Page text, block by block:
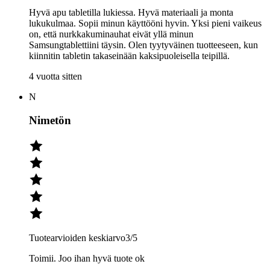
Hyvä apu tabletilla lukiessa. Hyvä materiaali ja monta
lukukulmaa. Sopii minun käyttööni hyvin. Yksi pieni vaikeus
on, että nurkkakuminauhat eivät yllä minun
Samsungtablettiini täysin. Olen tyytyväinen tuotteeseen, kun
kiinnitin tabletin takaseinään kaksipuoleisella teipillä.
4 vuotta sitten
N
Nimetön
Tuotearvioiden keskiarvo3/5
Toimii. Joo ihan hyvä tuote ok